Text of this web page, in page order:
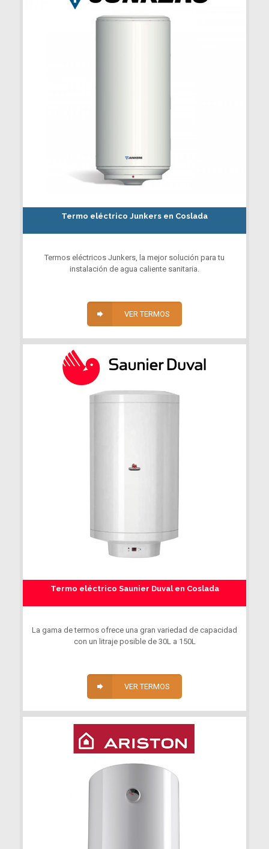
Termo eléctrico Junkers en Coslada
Termos eléctricos Junkers, la mejor solución para tu
instalación de agua caliente sanitaria.
VER TERMOS
Termo eléctrico Saunier Duval en Coslada
La gama de termos ofrece una gran variedad de capacidad
con un litraje posible de 30L a 150L
VER TERMOS